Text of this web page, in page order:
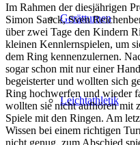
Gerätturnen
Leichtathletik
Im Rahmen der diesjährigen
Simon Sauck, Sven
über zwei Tage den Kindern
kleinen Kennlernspielen, um
dem Ring kennenzulernen.
sogar schon mit nur einer
begeisterter und wollten sich
Ring hochwerfen und wieder
wollten sie nicht aufhören mit
Spiele mit den Ringen. Am
Wissen bei einem richtigen
nicht genug, zum Abschied